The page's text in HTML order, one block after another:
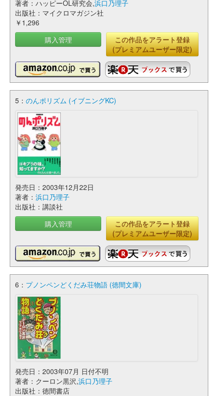
著者：ハッピーOL研究会,浜口乃理子
出版社：マイクロマガジン社
￥1,296
購入管理
この作品をアラート登録
(プレミアムユーザー限定)
5： のんポリズム (イブニングKC)
発売日：2003年12月22日
著者： 浜口乃理子
出版社：講談社
購入管理
この作品をアラート登録
(プレミアムユーザー限定)
6： プノンペンどくだみ荘物語 (徳間文庫)
発売日：2003年07月 日付不明
著者：クーロン黒沢,浜口乃理子
出版社：徳間書店